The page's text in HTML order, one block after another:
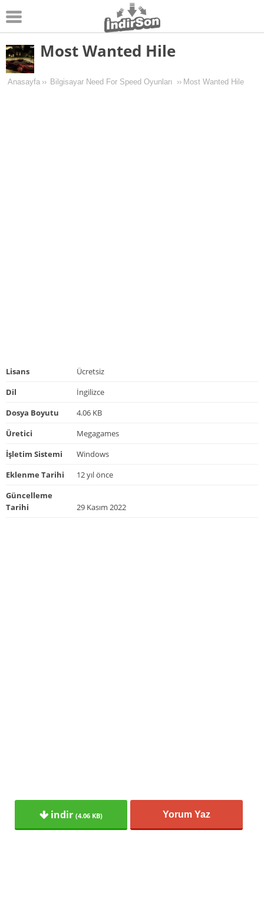
Android
Pc Oyunları
Most Wanted Hile
Anasayfa ›› Bilgisayar Need For Speed Oyunları ›› Most Wanted Hile
Lisans
Ücretsiz
Dil
İngilizce
Dosya Boyutu
4.06 KB
Üretici
Megagames
İşletim Sistemi
Windows
Eklenme Tarihi
12 yıl önce
Güncelleme
Tarihi
29 Kasım 2022
indir(4.06 KB) Yorum Yaz